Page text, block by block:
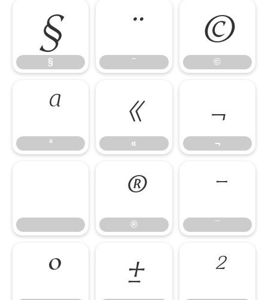
§
§
¨
¨
©
©
ª
ª
«
«
¬
¬
®
®
¯
¯
° ± ²